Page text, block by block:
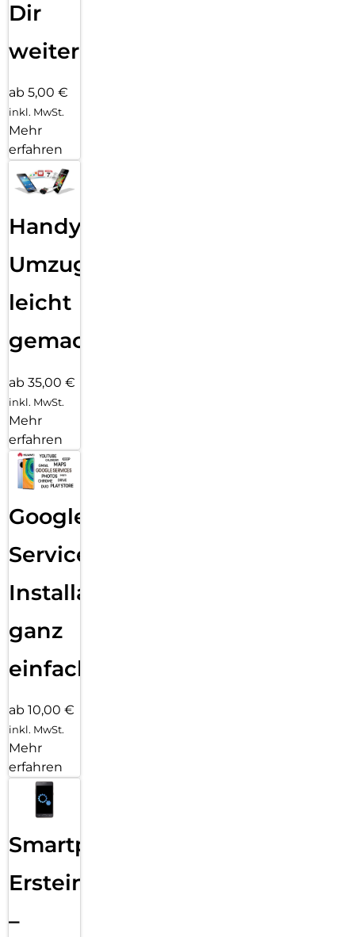
Dir
weiter
ab 5,00 €
inkl. MwSt.
Mehr
erfahren
Handy
Umzug
leicht
gemacht!
ab 35,00 €
inkl. MwSt.
Mehr
erfahren
Google
Services
Installation
ganz
einfach
ab 10,00 €
inkl. MwSt.
Mehr
erfahren
Smartphone
Ersteinrichtung
–